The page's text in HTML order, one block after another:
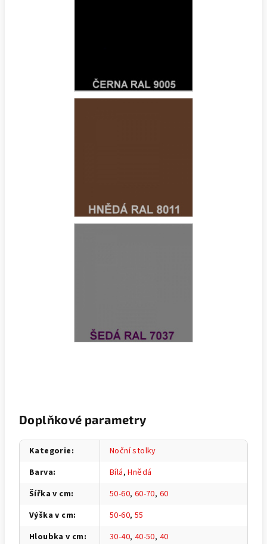
Doplňkové parametry
Kategorie:
Noční stolky
Barva: Bílá,Hnědá
Šířka v cm: 50-60, 60-70, 60
Výška v cm: 50-60, 55
Hloubka v cm: 30-40, 40-50, 40